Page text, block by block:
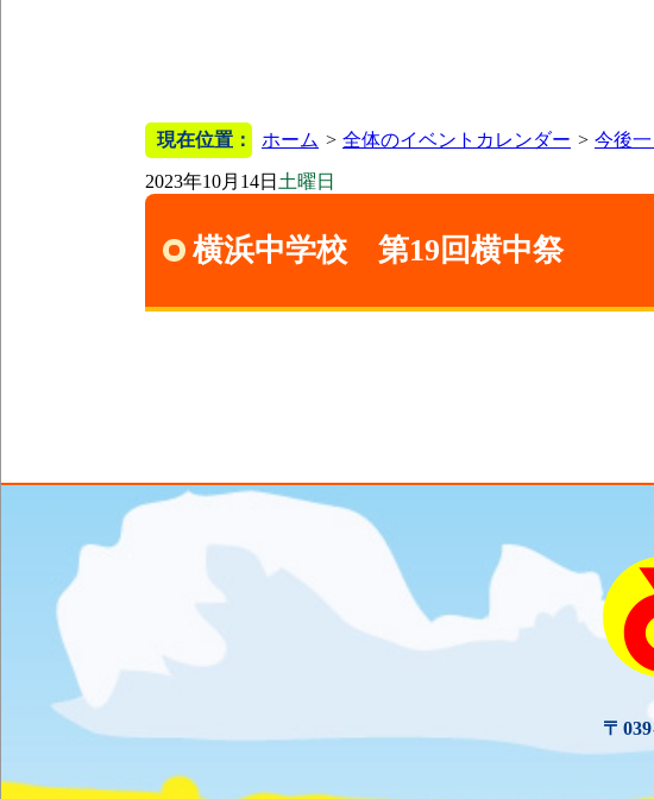
現在位置： ホーム 全体のイベントカレンダー 今後
2023年10月14日 土曜日
横浜中学校 第19回横中祭
〒